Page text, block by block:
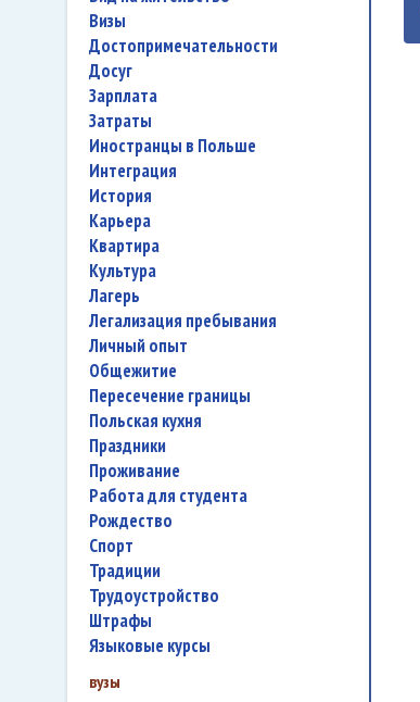
визы
достопримечательности
досуг
зарплата
затраты
иностранцы в Польше
интеграция
история
карьера
квартира
культура
лагерь
легализация пребывания
личный опыт
общежитие
пересечение границы
польская кухня
праздники
проживание
работа для студента
Рождество
спорт
традиции
трудоустройство
штрафы
языковые курсы
вузы